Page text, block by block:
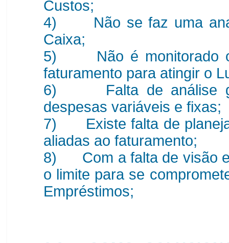
Custos;
4) Não se faz uma
Caixa;
5) Não é monitorado o
faturamento para atingir o
6) Falta de análise
despesas variáveis e fixas;
7) Existe falta de
aliadas ao faturamento;
8) Com a falta de visão
o limite para se
Empréstimos;